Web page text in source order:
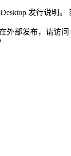
发行说明
外部发布，请访问